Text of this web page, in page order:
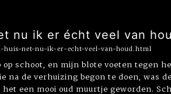
nu ik er écht veel van
huis-net-nu-ik-er-echt-veel-van-houd.html
schoot, en mijn blote voeten tegen
na de verhuizing begon te doen, was
een mooi oud muurtje geworden.